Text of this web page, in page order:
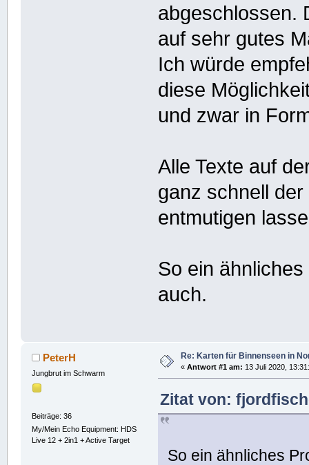
abgeschlossen.
auf sehr gutes
Ich würde
diese
und zwar in
Alle Texte auf
ganz schnell
entmutigen
So ein
auch.
PeterH
Jungbrut im Schwarm
Beiträge: 36
My/Mein Echo Equipment: HDS
Live 12 + 2in1 + Active Target
Re: Karten für Binnenseen in
« Antwort #1 am: 13 Juli 2020,
Zitat von:
So ein ähnliches